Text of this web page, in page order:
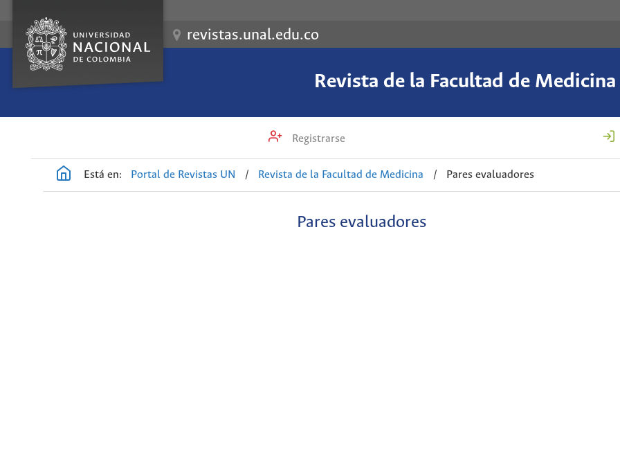
revistas.unal.edu.co
Revista de la Facultad de Medicina
Registrarse
Está en: Portal de Revistas UN / Revista de la Facultad de Medicina / Pares evaluadores
Pares evaluadores